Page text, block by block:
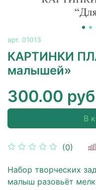
арт. 01013
КАРТИНКИ
малышей»
(0)
300.00 руб
В
Набор творческих
малыш разовьёт